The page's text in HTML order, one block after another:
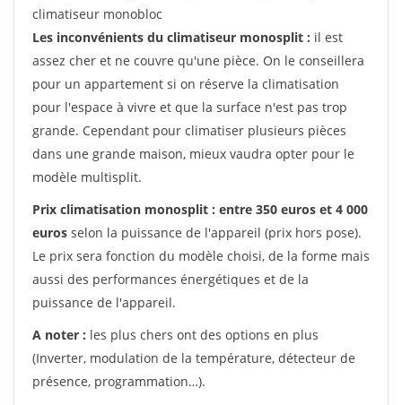
climatiseur monobloc
Les inconvénients du climatiseur monosplit : il est
assez cher et ne couvre qu'une pièce. On le conseillera
pour un appartement si on réserve la climatisation
pour l'espace à vivre et que la surface n'est pas trop
grande. Cependant pour climatiser plusieurs pièces
dans une grande maison, mieux vaudra opter pour le
modèle multisplit.
Prix climatisation monosplit : entre 350 euros et 4 000
euros selon la puissance de l'appareil (prix hors pose).
Le prix sera fonction du modèle choisi, de la forme mais
aussi des performances énergétiques et de la
puissance de l'appareil.
A noter : les plus chers ont des options en plus
(Inverter, modulation de la température, détecteur de
présence, programmation…).